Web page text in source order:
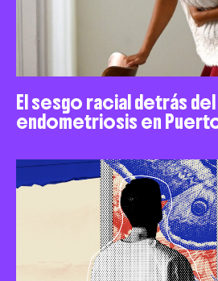
El sesgo racial detrás
endometriosis en